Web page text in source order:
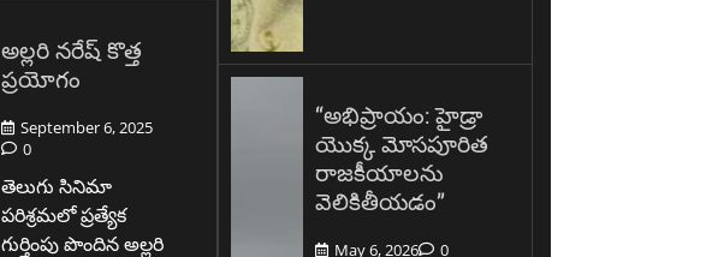
అల్లరి నరేష్ కొత్త
ప్రయోగం
September 6, 2025
0
తెలుగు సినిమా
పరిశ్రమలో ప్రత్యేక
గుర్తింపు పొందిన అల్లరి
“అభిప్రాయం: హైడ్రా
యొక్క మోసపూరిత
రాజకీయాలను
వెలికితీయడం”
May 6, 2026 0